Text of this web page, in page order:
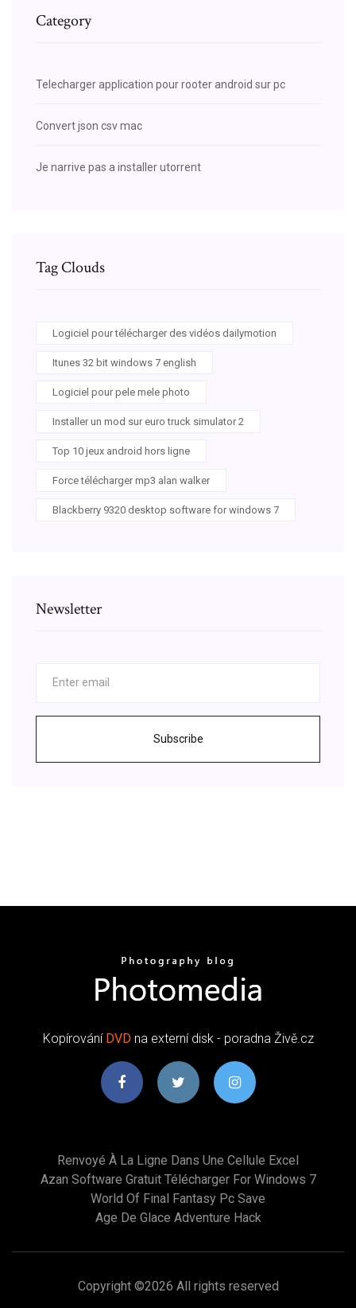
Category
Telecharger application pour rooter android sur pc
Convert json csv mac
Je narrive pas a installer utorrent
Tag Clouds
Logiciel pour télécharger des vidéos dailymotion
Itunes 32 bit windows 7 english
Logiciel pour pele mele photo
Installer un mod sur euro truck simulator 2
Top 10 jeux android hors ligne
Force télécharger mp3 alan walker
Blackberry 9320 desktop software for windows 7
Newsletter
Subscribe
Kopírování DVDna externí disk - poradna Živě.cz
Renvoyé À La Ligne Dans Une Cellule Excel
Azan Software Gratuit Télécharger For Windows 7
World Of Final Fantasy Pc Save
Age De Glace Adventure Hack
Copyright ©2026 All rights reserved